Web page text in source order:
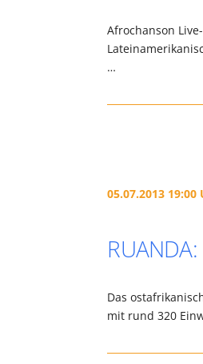
Afrochanson
…
05.07.2013
Das
mit rund 320